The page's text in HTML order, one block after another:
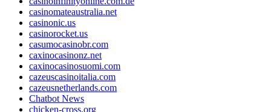
casinomateaustralia.net
casinonic.us
casinorocket.us
casumocasinobr.com
caxinocasinonz.net
caxinocasinosuomi.com
cazeuscasinoitalia.com
cazeusnetherlands.com
Chatbot News
chicken-cross.org